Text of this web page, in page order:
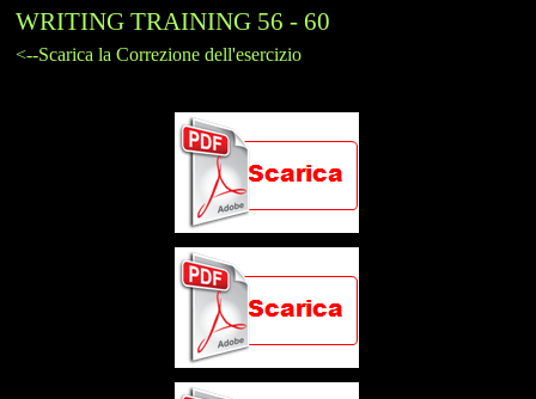
WRITING TRAINING 56 - 60
<--Scarica la Correzione dell'esercizio